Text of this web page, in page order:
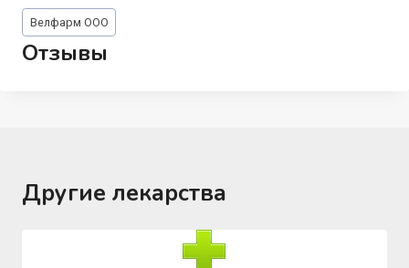
Метки
записи:
Велфарм ООО
Отзывы
Другие лекарства